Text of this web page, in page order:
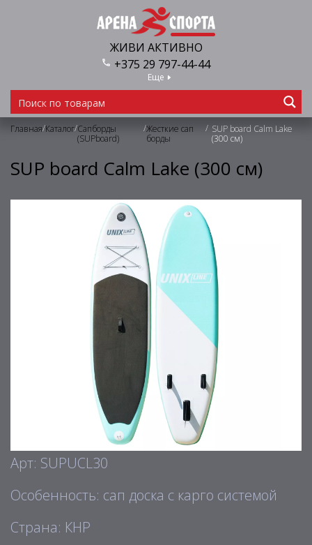
ЖИВИ АКТИВНО
+375 29 797-44-44
Еще
Главная/Каталог/Сапборды
(SUPboard)
/Жесткие сап
борды
/ SUP board Calm Lake
(300 см)
SUP board Calm Lake (300 см)
Арт: SUPUCL30
Особенность: сап доска с карго системой
Страна: КНР